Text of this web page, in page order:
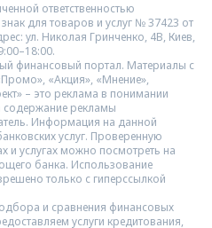
ответственностью
для товаров и услуг № 37423 от
ул. Николая Гринченко, 4В, Киев,
финансовый портал. Материалы с
«Акция», «Мнение»,
– это реклама в понимании
содержание рекламы
Информация на данной
услуг. Проверенную
услугах можно посмотреть на
банка. Использование
только с гиперссылкой
и сравнения финансовых
услуги кредитования,